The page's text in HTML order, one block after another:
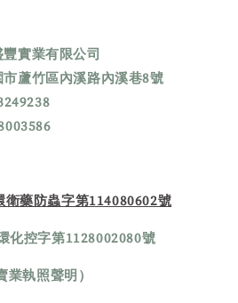
實業有限公司
蘆竹區內溪路內溪巷8號
衛藥防蟲字第114080602號
化控字第1128002080號
執照聲明）